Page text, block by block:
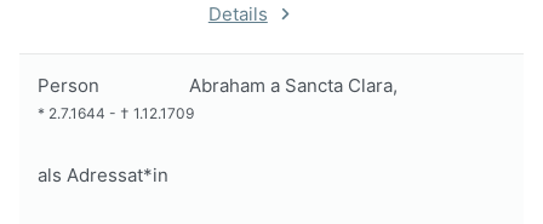
Details
Person Abraham a Sancta Clara,
* 2.7.1644 - † 1.12.1709
als Adressat*in